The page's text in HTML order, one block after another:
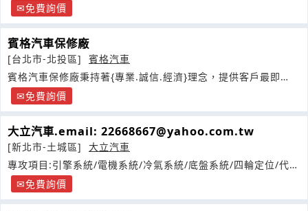
免費詢價
賓格汽車保修廠
[台北市-北投區]
賓格汽車
賓格汽車保修廠秉持著{專業.誠信.經濟}理念，提供客戶最即
時、免費詢價
大立汽車.email: 22668667@yahoo.com.tw
[新北市-土城區]
大立汽車
專攻項目:引擎系統/電機系統/冷氣系統/底盤系統/四輪定位/代客
驗車免費詢價